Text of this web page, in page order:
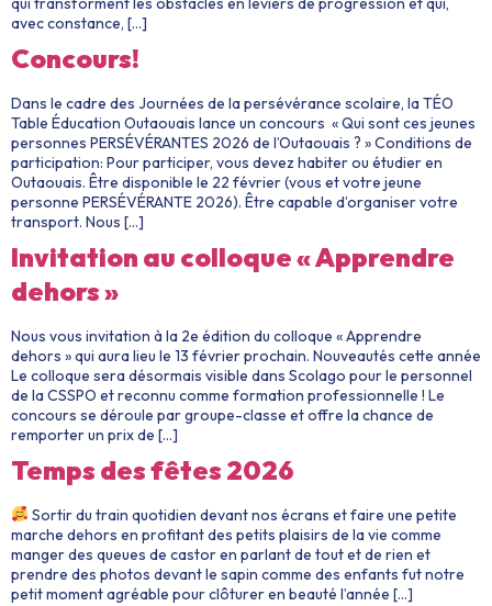
avec constance, […]
Concours!
Dans le cadre des Journées de la persévérance scolaire, la TÉO
Table Éducation Outaouais lance un concours « Qui sont ces jeunes
personnes PERSÉVÉRANTES 2026 de l’Outaouais ? » Conditions de
participation: Pour participer, vous devez habiter ou étudier en
Outaouais. Être disponible le 22 février (vous et votre jeune
personne PERSÉVÉRANTE 2026). Être capable d’organiser votre
transport. Nous […]
Invitation au colloque « Apprendre
dehors »
Nous vous invitation à la 2e édition du colloque « Apprendre
dehors » qui aura lieu le 13 février prochain. Nouveautés cette année
Le colloque sera désormais visible dans Scolago pour le personnel
de la CSSPO et reconnu comme formation professionnelle ! Le
concours se déroule par groupe-classe et offre la chance de
remporter un prix de […]
Temps des fêtes 2026
Sortir du train quotidien devant nos écrans et faire une petite
marche dehors en profitant des petits plaisirs de la vie comme
manger des queues de castor en parlant de tout et de rien et
prendre des photos devant le sapin comme des enfants fut notre
petit moment agréable pour clôturer en beauté l’année […]